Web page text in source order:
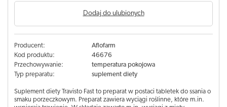
Dodaj do ulubionych
Producent:
Aflofarm
Kod produktu:
46676
Przechowywanie:
temperatura pokojowa
Typ preparatu:
suplement diety
Suplement diety Travisto Fast to preparat w postaci tabletek do ssania o
smaku porzeczkowym. Preparat zawiera wyciągi roślinne, które m.in.